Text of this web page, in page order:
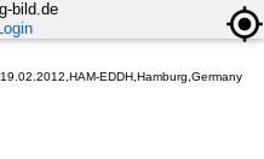
bild.de
EDDH,Hamburg,Germany